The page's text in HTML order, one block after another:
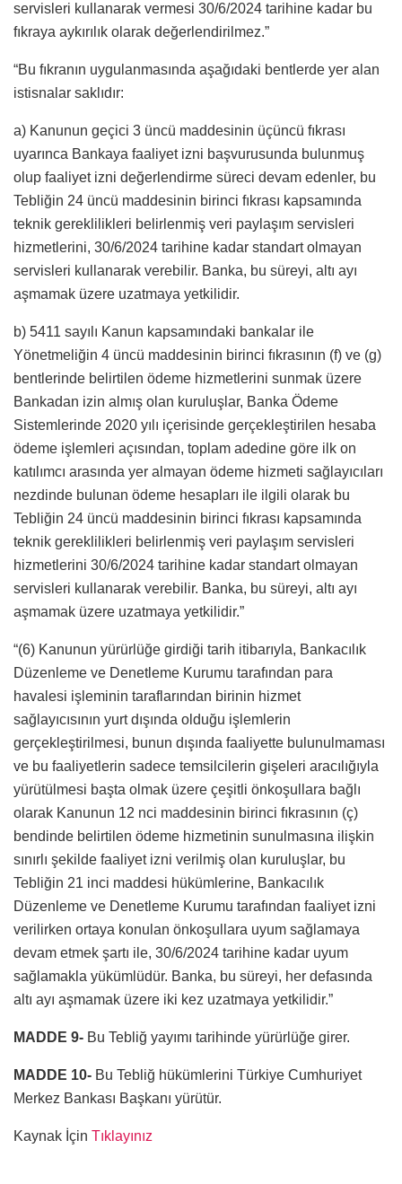
servisleri kullanarak vermesi 30/6/2024 tarihine kadar bu
fıkraya aykırılık olarak değerlendirilmez.”
“Bu fıkranın uygulanmasında aşağıdaki bentlerde yer alan
istisnalar saklıdır:
a) Kanunun geçici 3 üncü maddesinin üçüncü fıkrası
uyarınca Bankaya faaliyet izni başvurusunda bulunmuş
olup faaliyet izni değerlendirme süreci devam edenler, bu
Tebliğin 24 üncü maddesinin birinci fıkrası kapsamında
teknik gereklilikleri belirlenmiş veri paylaşım servisleri
hizmetlerini, 30/6/2024 tarihine kadar standart olmayan
servisleri kullanarak verebilir. Banka, bu süreyi, altı ayı
aşmamak üzere uzatmaya yetkilidir.
b) 5411 sayılı Kanun kapsamındaki bankalar ile
Yönetmeliğin 4 üncü maddesinin birinci fıkrasının (f) ve (g)
bentlerinde belirtilen ödeme hizmetlerini sunmak üzere
Bankadan izin almış olan kuruluşlar, Banka Ödeme
Sistemlerinde 2020 yılı içerisinde gerçekleştirilen hesaba
ödeme işlemleri açısından, toplam adedine göre ilk on
katılımcı arasında yer almayan ödeme hizmeti sağlayıcıları
nezdinde bulunan ödeme hesapları ile ilgili olarak bu
Tebliğin 24 üncü maddesinin birinci fıkrası kapsamında
teknik gereklilikleri belirlenmiş veri paylaşım servisleri
hizmetlerini 30/6/2024 tarihine kadar standart olmayan
servisleri kullanarak verebilir. Banka, bu süreyi, altı ayı
aşmamak üzere uzatmaya yetkilidir.”
“(6) Kanunun yürürlüğe girdiği tarih itibarıyla, Bankacılık
Düzenleme ve Denetleme Kurumu tarafından para
havalesi işleminin taraflarından birinin hizmet
sağlayıcısının yurt dışında olduğu işlemlerin
gerçekleştirilmesi, bunun dışında faaliyette bulunulmaması
ve bu faaliyetlerin sadece temsilcilerin gişeleri aracılığıyla
yürütülmesi başta olmak üzere çeşitli önkoşullara bağlı
olarak Kanunun 12 nci maddesinin birinci fıkrasının (ç)
bendinde belirtilen ödeme hizmetinin sunulmasına ilişkin
sınırlı şekilde faaliyet izni verilmiş olan kuruluşlar, bu
Tebliğin 21 inci maddesi hükümlerine, Bankacılık
Düzenleme ve Denetleme Kurumu tarafından faaliyet izni
verilirken ortaya konulan önkoşullara uyum sağlamaya
devam etmek şartı ile, 30/6/2024 tarihine kadar uyum
sağlamakla yükümlüdür. Banka, bu süreyi, her defasında
altı ayı aşmamak üzere iki kez uzatmaya yetkilidir.”
MADDE 9- Bu Tebliğ yayımı tarihinde yürürlüğe girer.
MADDE 10- Bu Tebliğ hükümlerini Türkiye Cumhuriyet
Merkez Bankası Başkanı yürütür.
Kaynak İçin Tıklayınız